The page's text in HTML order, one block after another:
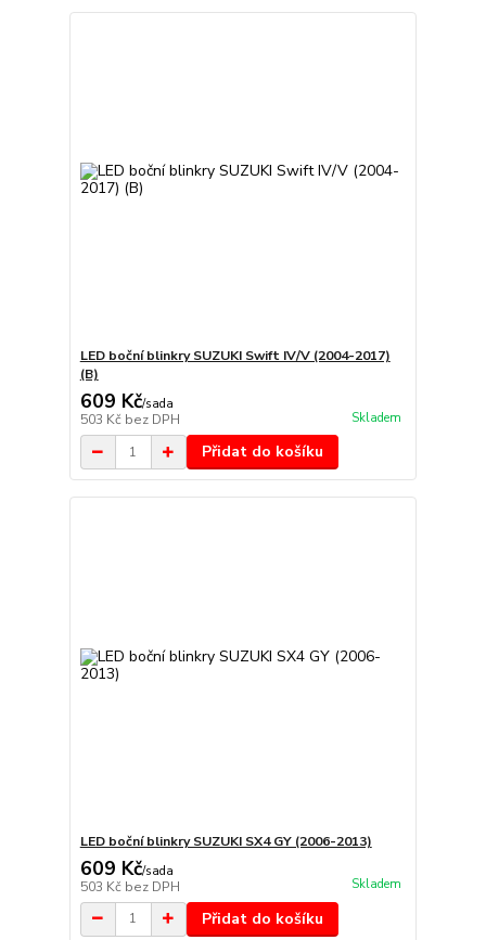
LED boční blinkry SUZUKI Swift IV/V (2004-2017)
(B)
609 Kč/sada
503 Kč bez DPH Skladem
Přidat do košíku
LED boční blinkry SUZUKI SX4 GY (2006-2013)
609 Kč/sada
503 Kč bez DPH Skladem
Přidat do košíku